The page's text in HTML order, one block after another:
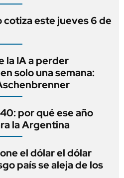
cotiza este jueves 6 de
la IA a perder
solo una semana:
por qué ese año
la Argentina
el dólar el dólar
país se aleja de los